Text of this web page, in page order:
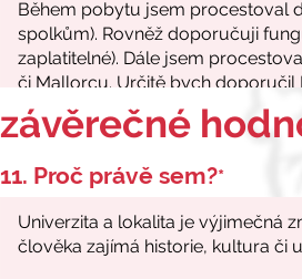
závěrečné
11. Proč právě sem?*